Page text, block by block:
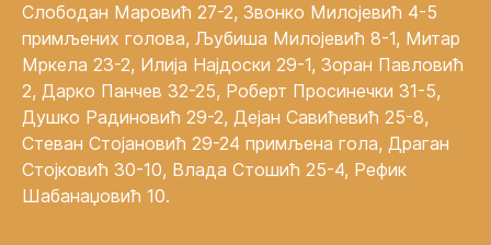
Слободан Маровић 27-2, Звонко Милојевић 4-5
примљених голова, Љубиша Милојевић 8-1, Митар
Мркела 23-2, Илија Најдоски 29-1, Зоран Павловић
2, Дарко Панчев 32-25, Роберт Просинечки 31-5,
Душко Радиновић 29-2, Дејан Савићевић 25-8,
Стеван Стојановић 29-24 примљена гола, Драган
Стојковић 30-10, Влада Стошић 25-4, Рефик
Шабанаџовић 10.